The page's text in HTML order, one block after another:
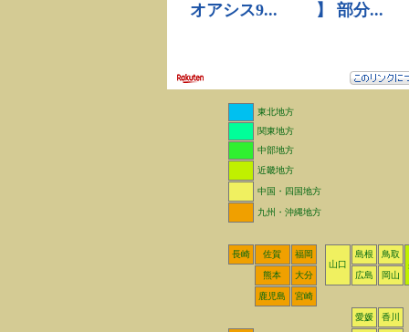
東北地方
関東地方
中部地方
近畿地方
中国・四国地方
九州・沖縄地方
長崎 佐賀
福岡
山口
島根
鳥取
熊本
大分 広島 岡山
鹿児島 宮崎
愛媛 香川